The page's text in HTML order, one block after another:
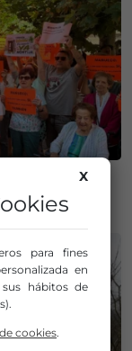
la
una
X
para fines
en
hábitos de
cookies.